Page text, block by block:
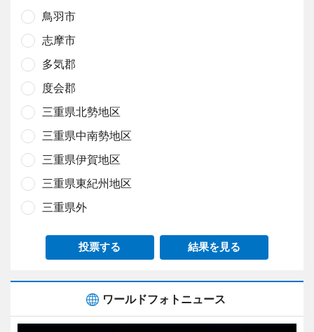
鳥羽市
志摩市
多気郡
度会郡
三重県北勢地区
三重県中南勢地区
三重県伊賀地区
三重県東紀州地区
三重県外
投票する 結果を見る
ワールドフォトニュース